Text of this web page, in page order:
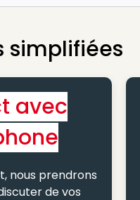
simplifiées
avec
nous prendrons
de vos